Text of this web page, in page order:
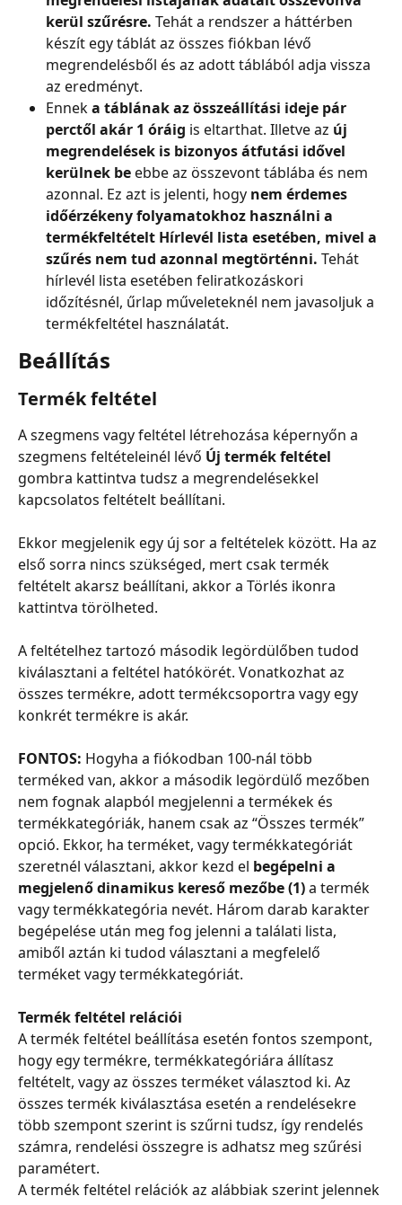
kerül szűrésre. Tehát a rendszer a háttérben
készít egy táblát az összes fiókban lévő
megrendelésből és az adott táblából adja vissza
az eredményt.
Ennek a táblának az összeállítási ideje pár
perctől akár 1 óráig is eltarthat. Illetve az új
megrendelések is bizonyos átfutási idővel
kerülnek be ebbe az összevont táblába és nem
azonnal. Ez azt is jelenti, hogy nem érdemes
időérzékeny folyamatokhoz használni a
termékfeltételt Hírlevél lista esetében, mivel a
szűrés nem tud azonnal megtörténni. Tehát
hírlevél lista esetében feliratkozáskori
időzítésnél, űrlap műveleteknél nem javasoljuk a
termékfeltétel használatát.
Beállítás
Termék feltétel
A szegmens vagy feltétel létrehozása képernyőn a
szegmens feltételeinél lévő Új termék feltétel
gombra kattintva tudsz a megrendelésekkel
kapcsolatos feltételt beállítani.
Ekkor megjelenik egy új sor a feltételek között. Ha az
első sorra nincs szükséged, mert csak termék
feltételt akarsz beállítani, akkor a Törlés ikonra
kattintva törölheted.
A feltételhez tartozó második legördülőben tudod
kiválasztani a feltétel hatókörét. Vonatkozhat az
összes termékre, adott termékcsoportra vagy egy
konkrét termékre is akár.
FONTOS: Hogyha a fiókodban 100-nál több
terméked van, akkor a második legördülő mezőben
nem fognak alapból megjelenni a termékek és
termékkategóriák, hanem csak az “Összes termék”
opció. Ekkor, ha terméket, vagy termékkategóriát
szeretnél választani, akkor kezd el begépelni a
megjelenő dinamikus kereső mezőbe (1) a termék
vagy termékkategória nevét. Három darab karakter
begépelése után meg fog jelenni a találati lista,
amiből aztán ki tudod választani a megfelelő
terméket vagy termékkategóriát.
Termék feltétel relációi
A termék feltétel beállítása esetén fontos szempont,
hogy egy termékre, termékkategóriára állítasz
feltételt, vagy az összes terméket választod ki. Az
összes termék kiválasztása esetén a rendelésekre
több szempont szerint is szűrni tudsz, így rendelés
számra, rendelési összegre is adhatsz meg szűrési
paramétert.
A termék feltétel relációk az alábbiak szerint jelennek